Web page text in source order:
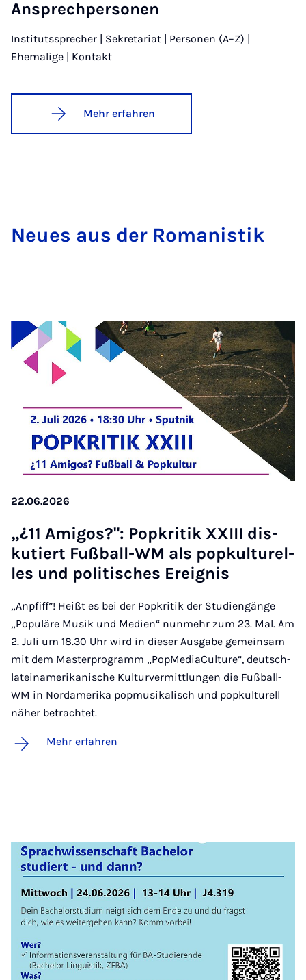
An­sprech­per­so­nen
Institutssprecher | Sekretariat | Personen (A–Z) |
Ehemalige | Kontakt
Mehr erfahren
Neu­es aus der Ro­ma­nis­tik
22.06.2026
„¿11 Ami­gos?": Pop­kri­tik XXIII dis­
ku­tiert Fuß­ball-WM als pop­kul­tu­rel­
les und po­li­ti­sches Er­eig­nis
„Anpfiff”! Heißt es bei der Popkritik der Studiengänge
„Populäre Musik und Medien“ nunmehr zum 23. Mal. Am
2. Juli um 18.30 Uhr wird in dieser Ausgabe gemeinsam
mit dem Masterprogramm „PopMediaCulture“, deutsch-
lateinamerikanische Kulturvermittlungen die Fußball-
WM in Nordamerika popmusikalisch und popkulturell
näher betrachtet.
Mehr erfahren